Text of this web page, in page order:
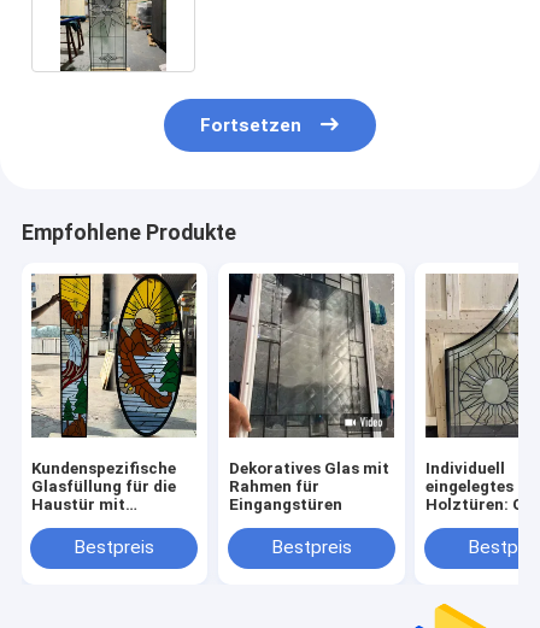
Fortsetzen
Empfohlene Produkte
Kundenspezifische
Glasfüllung für die
Haustür mit
Design – Gefertigt
für amerikanische
Bestpreis
Dekoratives Glas mit
Rahmen für
Eingangstüren
Bestpreis
Individuell
eingelegtes
Holztüren: